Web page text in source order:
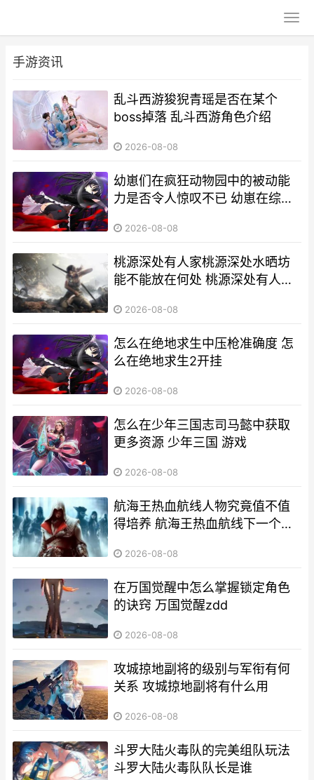
手游资讯
乱斗西游狻猊青瑶是否在某个
boss掉落 乱斗西游角色介绍
2026-08-08
幼崽们在疯狂动物园中的被动能
力是否令人惊叹不已 幼崽在综艺
2026-08-08
桃源深处有人家桃源深处水晒坊
能不能放在何处 桃源深处有人家
2026-08-08
怎么在绝地求生中压枪准确度 怎
么在绝地求生2开挂
2026-08-08
怎么在少年三国志司马懿中获取
更多资源 少年三国 游戏
2026-08-08
航海王热血航线人物究竟值不值
得培养 航海王热血航线下一个强
2026-08-08
在万国觉醒中怎么掌握锁定角色
的诀窍 万国觉醒zdd
2026-08-08
攻城掠地副将的级别与军衔有何
关系 攻城掠地副将有什么用
2026-08-08
斗罗大陆火毒队的完美组队玩法
斗罗大陆火毒队队长是谁